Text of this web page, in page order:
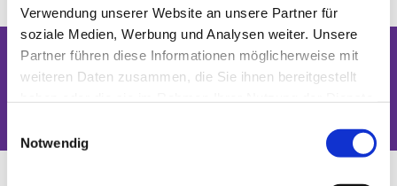
Verwendung unserer Website an unsere Partner für
soziale Medien, Werbung und Analysen weiter. Unsere
Partner führen diese Informationen möglicherweise mit
weiteren Daten zusammen, die Sie ihnen bereitgestellt
Notwendig
Dies könnte Sie auch interessieren